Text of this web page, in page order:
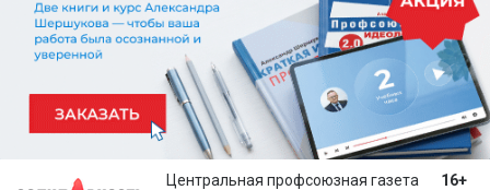
Центральная профсоюзная газета 16+